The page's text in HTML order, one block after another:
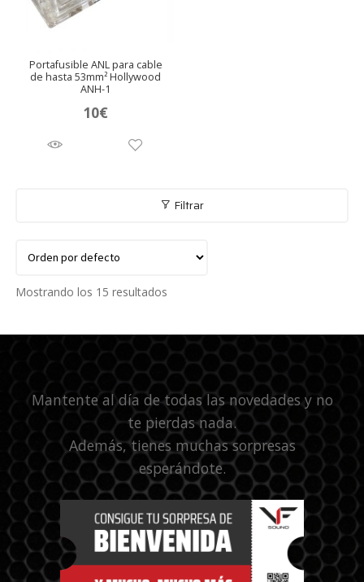
Portafusible ANL para cable
de hasta 53mm² Hollywood
ANH-1
10€
Filtrar
Mostrando los 15 resultados
Mantente al día de todas las novedades y no
te pierdas nada.
Además, tienes muchas sorpresas
esperándote.